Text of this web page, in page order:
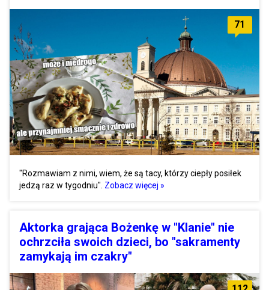
71
"Rozmawiam z nimi, wiem, że są tacy, którzy ciepły posiłek
jedzą raz w tygodniu". Zobacz więcej »
Aktorka grająca Bożenkę w "Klanie" nie
ochrzciła swoich dzieci, bo "sakramenty
zamykają im czakry"